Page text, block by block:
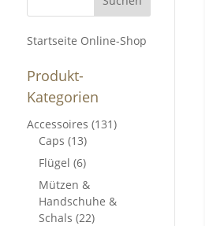
Startseite Online-Shop
Produkt-
Kategorien
Accessoires (131)
Caps (13)
Flügel (6)
Mützen &
Handschuhe &
Schals (22)